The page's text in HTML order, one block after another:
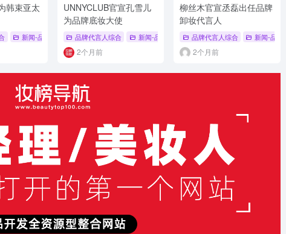
# 潘婷 # 冯建宇
韩束亚太
新闻-品牌代言人 # 品牌代言人 # 韩束 # 章昊
UNNYCLUB官宣孔雪儿
为品牌底妆大使
品牌代言人综合 新闻-品牌代言人 # 品牌代言人 # UNNYCLUB
2个月前
柳丝木官宣丞磊出任品牌
卸妆代言人
品牌代言人综合 新闻-品牌
2个月前